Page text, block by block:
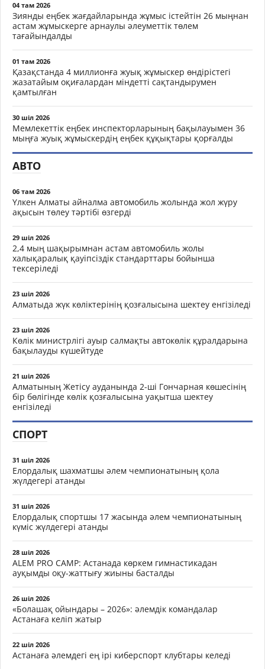
04 там 2026
Зиянды еңбек жағдайларында жұмыс істейтін 26 мыңнан
астам жұмыскерге арнаулы әлеуметтік төлем
тағайындалды
01 там 2026
Қазақстанда 4 миллионға жуық жұмыскер өндірістегі
жазатайым оқиғалардан міндетті сақтандырумен
қамтылған
30 шіл 2026
Мемлекеттік еңбек инспекторларының бақылауымен 36
мыңға жуық жұмыскердің еңбек құқықтары қорғалды
АВТО
06 там 2026
Үлкен Алматы айналма автомобиль жолында жол жүру
ақысын төлеу тәртібі өзгерді
29 шіл 2026
2,4 мың шақырымнан астам автомобиль жолы
халықаралық қауіпсіздік стандарттары бойынша
тексеріледі
23 шіл 2026
Алматыда жүк көліктерінің қозғалысына шектеу енгізіледі
23 шіл 2026
Көлік министрлігі ауыр салмақты автокөлік құралдарына
бақылауды күшейтуде
21 шіл 2026
Алматының Жетісу ауданында 2-ші Гончарная көшесінің
бір бөлігінде көлік қозғалысына уақытша шектеу
енгізіледі
СПОРТ
31 шіл 2026
Елордалық шахматшы әлем чемпионатының қола
жүлдегері атанды
31 шіл 2026
Елордалық спортшы 17 жасында әлем чемпионатының
күміс жүлдегері атанды
28 шіл 2026
ALEM PRO CAMP: Астанада көркем гимнастикадан
ауқымды оқу-жаттығу жиыны басталды
26 шіл 2026
«Болашақ ойындары – 2026»: әлемдік командалар
Астанаға келіп жатыр
22 шіл 2026
Астанаға әлемдегі ең ірі киберспорт клубтары келеді